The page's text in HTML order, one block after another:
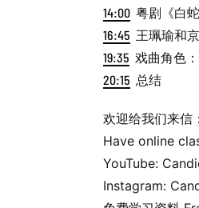
14:00 粤剧《白蛇
16:45 王珮瑜和
19:35 戏曲角色
20:15 总结
欢迎给我们来
Have online
YouTube:
Instagram: